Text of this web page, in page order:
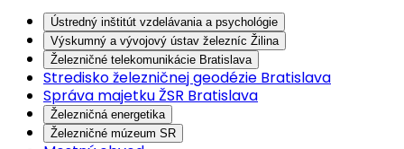
Ústredný inštitút vzdelávania a psychológie
Výskumný a vývojový ústav železníc Žilina
Železničné telekomunikácie Bratislava
Stredisko železničnej geodézie Bratislava
Správa majetku ŽSR Bratislava
Železničná energetika
Železničné múzeum SR